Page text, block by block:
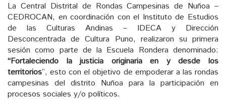
La Central Distrital de Rondas Campesinas de Nuñoa –
CEDROCAN, en coordinación con el Instituto de Estudios
de las Culturas Andinas – IDECA y Dirección
Desconcentrada de Cultura Puno, realizaron su primera
sesión como parte de la Escuela Rondera denominado:
“Fortaleciendo la justicia originaria en y desde los
territorios”, esto con el objetivo de empoderar a las rondas
campesinas del distrito Nuñoa para la participación en
procesos sociales y/o políticos.